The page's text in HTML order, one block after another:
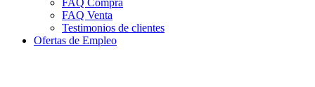
FAQ Compra
FAQ Venta
Testimonios de clientes
Ofertas de Empleo